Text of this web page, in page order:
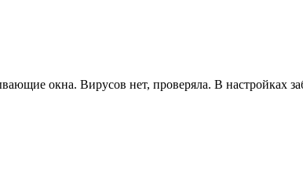
окна. Вирусов нет, проверяла. В настройках